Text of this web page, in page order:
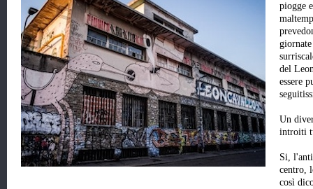
piogge
del
essere
Un
introiti
Si,
centro,
così